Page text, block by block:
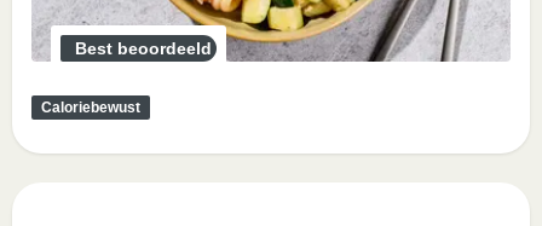
Best beoordeeld
Caloriebewust